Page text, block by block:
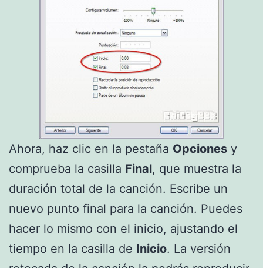
Ahora, haz clic en la pestaña Opciones y
comprueba la casilla Final, que muestra la
duración total de la canción. Escribe un
nuevo punto final para la canción. Puedes
hacer lo mismo con el inicio, ajustando el
tiempo en la casilla de Inicio. La versión